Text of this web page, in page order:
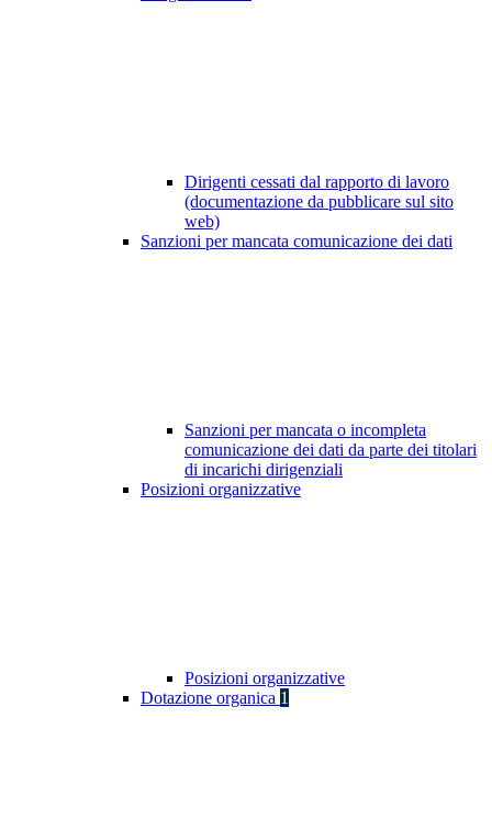
Dirigenti cessati dal rapporto di lavoro
(documentazione da pubblicare sul sito
web)
Sanzioni per mancata comunicazione dei dati
Sanzioni per mancata o incompleta
comunicazione dei dati da parte dei titolari
di incarichi dirigenziali
Posizioni organizzative
Posizioni organizzative
Dotazione organica 1